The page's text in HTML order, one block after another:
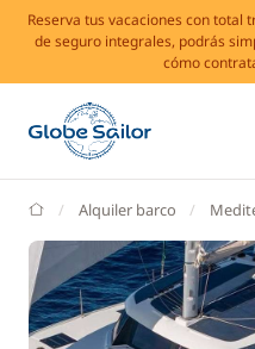
Reserva tus vacaciones con total
de seguro integrales, podrás
cómo
GlobeSailor
Alquiler barco